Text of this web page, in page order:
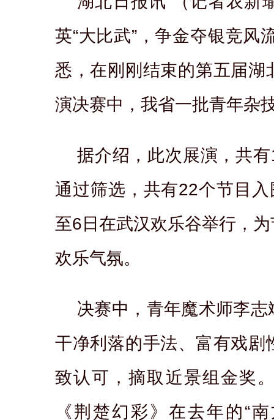
英“大比武”，争金夺银竞风
悉，在刚刚结束的第五届湖
演决赛中，我省一批青年杂
据介绍，此次展演，共
通过筛选，共有22个节目
至6日在武汉欢乐谷举行，
欢乐气氛。
决赛中，青年魔术师李
干净利落的手法、富有戏剧
致认可，摘取近景组金奖
《荆楚幻彩》在去年的“